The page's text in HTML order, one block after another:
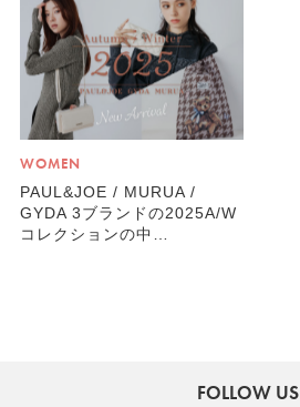
WOMEN
PAUL&JOE / MURUA /
GYDA 3ブランドの2025A/W
コレクションの中…
FOLLOW US